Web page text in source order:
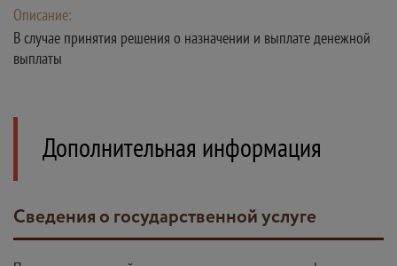
Описание:
В случае принятия решения о назначении и выплате денежной
выплаты
Дополнительная информация
Сведения о государственной услуге